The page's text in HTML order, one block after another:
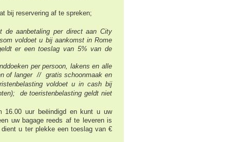
bij reservering af te spreken;
de aanbetaling per direct aan City
voldoet u bij aankomst in Rome
er een toeslag van 5% van de
per persoon, lakens en alle
of langer // gratis schoonmaak en
voldoet u in cash bij
de toeristenbelasting geldt niet
16.00 uur beëindigd en kunt u uw
uw bagage reeds af te leveren is
u ter plekke een toeslag van €